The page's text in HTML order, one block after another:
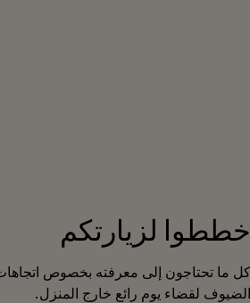
خططوا لزيارتكم
كل ما تحتاجون إلى معرفته بخصوص
الضيوف لقضاء يوم رائع خارج المنزل.